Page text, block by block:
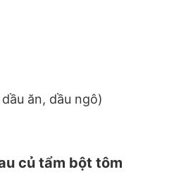
ăn, dầu ngô)
củ tẩm bột tôm